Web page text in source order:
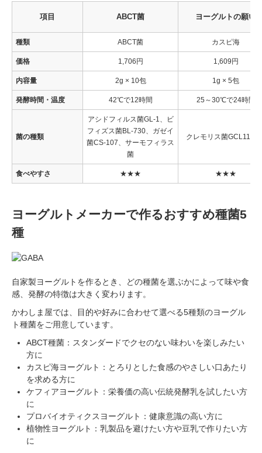
項目 ABCT菌 ヨーグルトの願い
種類 ABCT菌 カスピ海
価格 1,706円 1,609円
内容量 2g × 10包 1g × 5包
発酵時間・温度 42℃で12時間 25～30℃で24時間
菌の種類
アシドフィルス菌GL-1、ビ
フィズス菌BL-730、ガゼイ
菌CS-107、サーモフィラス
菌
クレモリス菌GCL1176
食べやすさ ★★★ ★★★
ヨーグルトメーカーで作るおすすめ種菌5
種
自家製ヨーグルトを作るとき、どの種菌を選ぶかによって味や食
感、発酵の特徴は大きく変わります。
かわしま屋では、目的や好みに合わせて選べる5種類のヨーグル
ト種菌をご用意しています。
ABCT種菌：スタンダードでクセのない味わいを楽しみたい
方に
カスピ海ヨーグルト：とろりとした食感のやさしい口あたり
を求める方に
ケフィアヨーグルト：栄養価の高い伝統発酵乳を試したい方
に
プロバイオティクスヨーグルト：健康意識の高い方に
植物性ヨーグルト：乳製品を避けたい方や豆乳で作りたい方
に